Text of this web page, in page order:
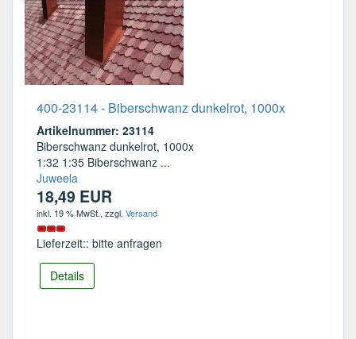
400-23114 - Biberschwanz dunkelrot, 1000x
Artikelnummer: 23114
Biberschwanz dunkelrot, 1000x
1:32 1:35 Biberschwanz ...
Juweela
18,49 EUR
inkl. 19 % MwSt., zzgl. Versand
Lieferzeit:: bitte anfragen
Details